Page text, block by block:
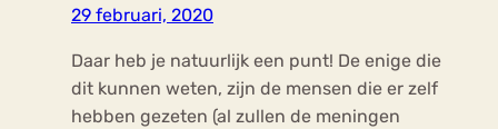
29 februari, 2020
Daar heb je natuurlijk een punt! De enige die
dit kunnen weten, zijn de mensen die er zelf
hebben gezeten (al zullen de meningen